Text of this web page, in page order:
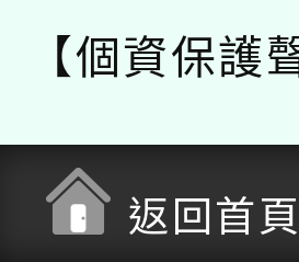
【個資保護
返回首頁